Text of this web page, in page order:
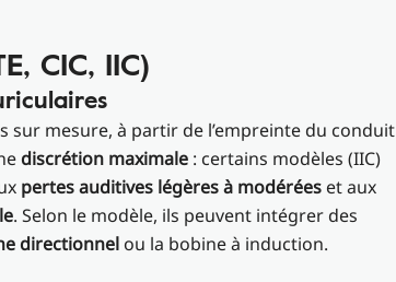
CIC, IIC)
mesure, à partir de l’empreinte du conduit
discrétion maximale : certains modèles (IIC)
pertes auditives légères à modérées et aux
. Selon le modèle, ils peuvent intégrer des
directionnelou la bobine à induction.